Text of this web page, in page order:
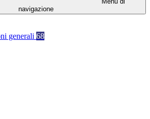
navigazione
generali 68